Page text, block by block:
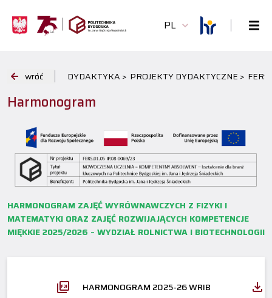
PL
wróć DYDAKTYKA > PROJEKTY DYDAKTYCZNE >
Harmonogram
HARMONOGRAM ZAJĘĆ WYRÓWNAWCZYCH Z FIZYKI I
MATEMATYKI ORAZ ZAJĘĆ ROZWIJAJĄCYCH KOMPETENCJE
MIĘKKIE 2025/2026 – WYDZIAŁ ROLNICTWA I BIOTECHNOLOGII
HARMONOGRAM 2025-26 WRIB